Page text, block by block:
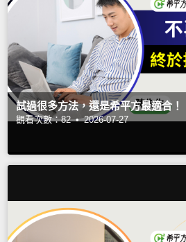
試過很多方法，還是希平方最適合！
觀看次數：82 • 2026-07-27